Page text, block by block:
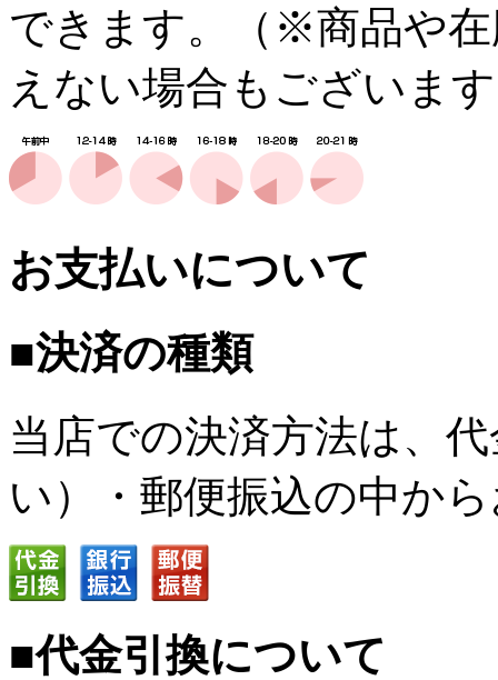
できます。（※商品や
えない場合もございま
お支払いについて
■決済の種類
当店での決済方法は、
い）・郵便振込の中か
■代金引換について